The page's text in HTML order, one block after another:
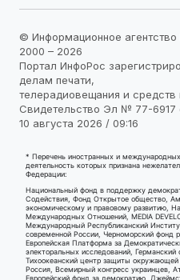
© Информационное
2000 – 2026
Портал ИнфоРос
делам печати,
телерадиовещания и
Свидетельство Эл № 77-6917
10 августа 2026 / 09:16